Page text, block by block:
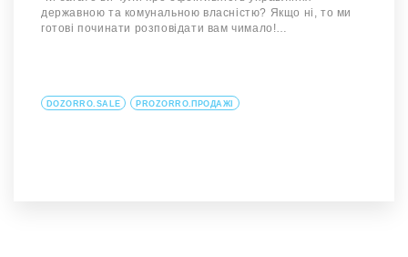
державною та комунальною власністю? Якщо ні, то ми
готові починати розповідати вам чимало!…
DOZORRO.SALE PROZORRO.ПРОДАЖІ